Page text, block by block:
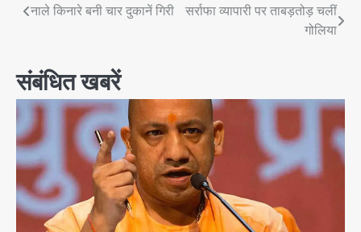
Post
नाले किनारे बनी चार दुकानें गिरी
सर्राफा व्यापारी पर ताबड़तोड़ चलीं
गोलिया
संबंधित खबरें